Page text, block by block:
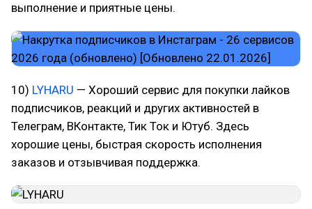
выполнение и приятные цены.
10) LYHARU — Хороший сервис для покупки лайков
подписчиков, реакций и других активностей в
Телеграм, ВКонтакте, Тик Ток и Ютуб. Здесь
хорошие цены, быстрая скорость исполнения
заказов и отзывчивая поддержка.